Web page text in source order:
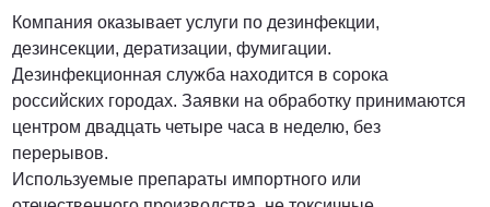
Компания оказывает услуги по дезинфекции,
дезинсекции, дератизации, фумигации.
Дезинфекционная служба находится в сорока
российских городах. Заявки на обработку принимаются
центром двадцать четыре часа в неделю, без
перерывов.
Используемые препараты импортного или